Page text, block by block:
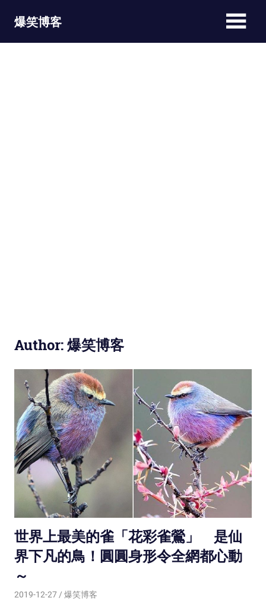
爆笑博客
Author:爆笑博客
世界上最美的雀「花彩雀鶯」 是仙
界下凡的鳥！圓圓身形令全網都心動
～
2019-12-27 爆笑博客